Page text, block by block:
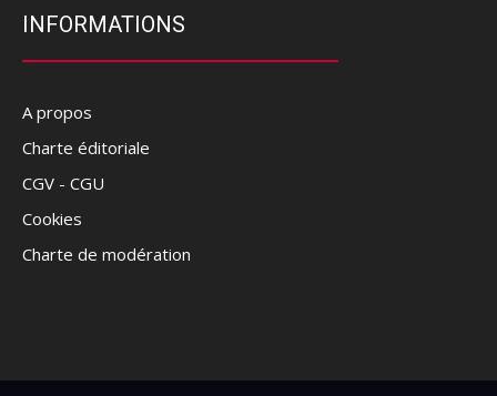
INFORMATIONS
A propos
Charte éditoriale
CGV - CGU
Cookies
Charte de modération